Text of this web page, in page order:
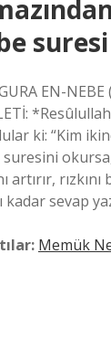
EN-NEBE
ki: “Kim
artırır,
sevap
Memük